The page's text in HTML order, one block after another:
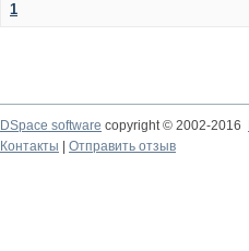
1
DSpace software copyright © 2002-2016
Контакты
Отправить отзыв